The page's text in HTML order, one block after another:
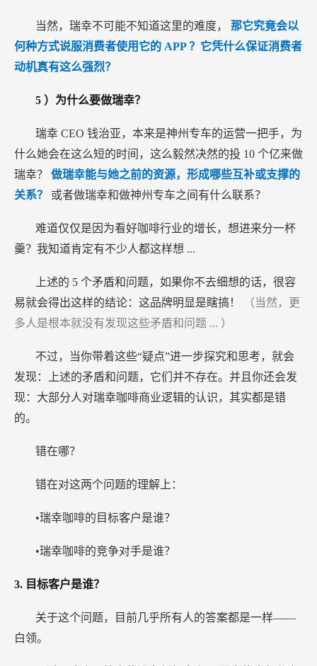
当然，瑞幸不可能不知道这里的难度， 那它究竟会以
何种方式说服消费者使用它的 APP？它凭什么保证消费者
动机真有这么强烈？
5 ）为什么要做瑞幸？
瑞幸CEO钱治亚，本来是神州专车的运营一把手，为
什么她会在这么短的时间，这么毅然决然的投 10 个亿来做
瑞幸？ 做瑞幸能与她之前的资源，形成哪些互补或支撑的
关系？ 或者做瑞幸和做神州专车之间有什么联系？
难道仅仅是因为看好咖啡行业的增长，想进来分一杯
羹？我知道肯定有不少人都这样想 ...
上述的 5个矛盾和问题，如果你不去细想的话，很容
易就会得出这样的结论：这品牌明显是瞎搞！
（当然，更
多人是根本就没有发现这些矛盾和问题 ... ）
不过，当你带着这些“疑点”进一步探究和思考，就会
发现：上述的矛盾和问题，它们并不存在。并且你还会发
现：大部分人对瑞幸咖啡商业逻辑的认识，其实都是错
的。
错在哪？
错在对这两个问题的理解上：
•瑞幸咖啡的目标客户是谁？
•瑞幸咖啡的竞争对手是谁？
3. 目标客户是谁？
关于这个问题，目前几乎所有人的答案都是一样——
白领。